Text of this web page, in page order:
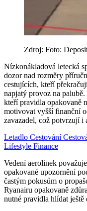
Zdroj: Foto:
Nízkonákladová letecká
dozor nad rozměry
cestujících, kteří
napjatý provoz na
kteří pravidla opakovaně
motivovat vyšší finanční
zavazadel, což potvrzují
Letadlo Cestování
Lifestyle Finance
Vedení aerolinek
opakované upozornění
častým pokusům o
Ryanairu opakovaně
nutné pravidla hlídat ještě